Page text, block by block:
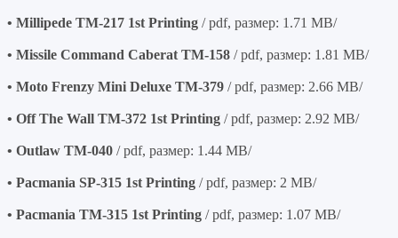
• Millipede TM-217 1st Printing / pdf, размер: 1.71 MB/
• Missile Command Caberat TM-158 / pdf, размер: 1.81 MB/
• Moto Frenzy Mini Deluxe TM-379 / pdf, размер: 2.66 MB/
• Off The Wall TM-372 1st Printing / pdf, размер: 2.92 MB/
• Outlaw TM-040 / pdf, размер: 1.44 MB/
• Pacmania SP-315 1st Printing / pdf, размер: 2 MB/
• Pacmania TM-315 1st Printing / pdf, размер: 1.07 MB/